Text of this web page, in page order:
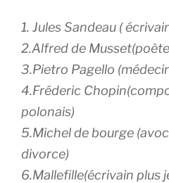
1. Jules Sandeau (
2.Alfred de
3.Pietro Pagello
4.Fréderic
polonais)
5.Michel de bourge
divorce)
6.Mallefille(écrivain plus